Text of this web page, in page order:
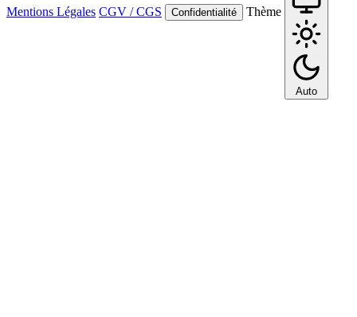
Mentions Légales CGV / CGS Confidentialité Thème
Auto